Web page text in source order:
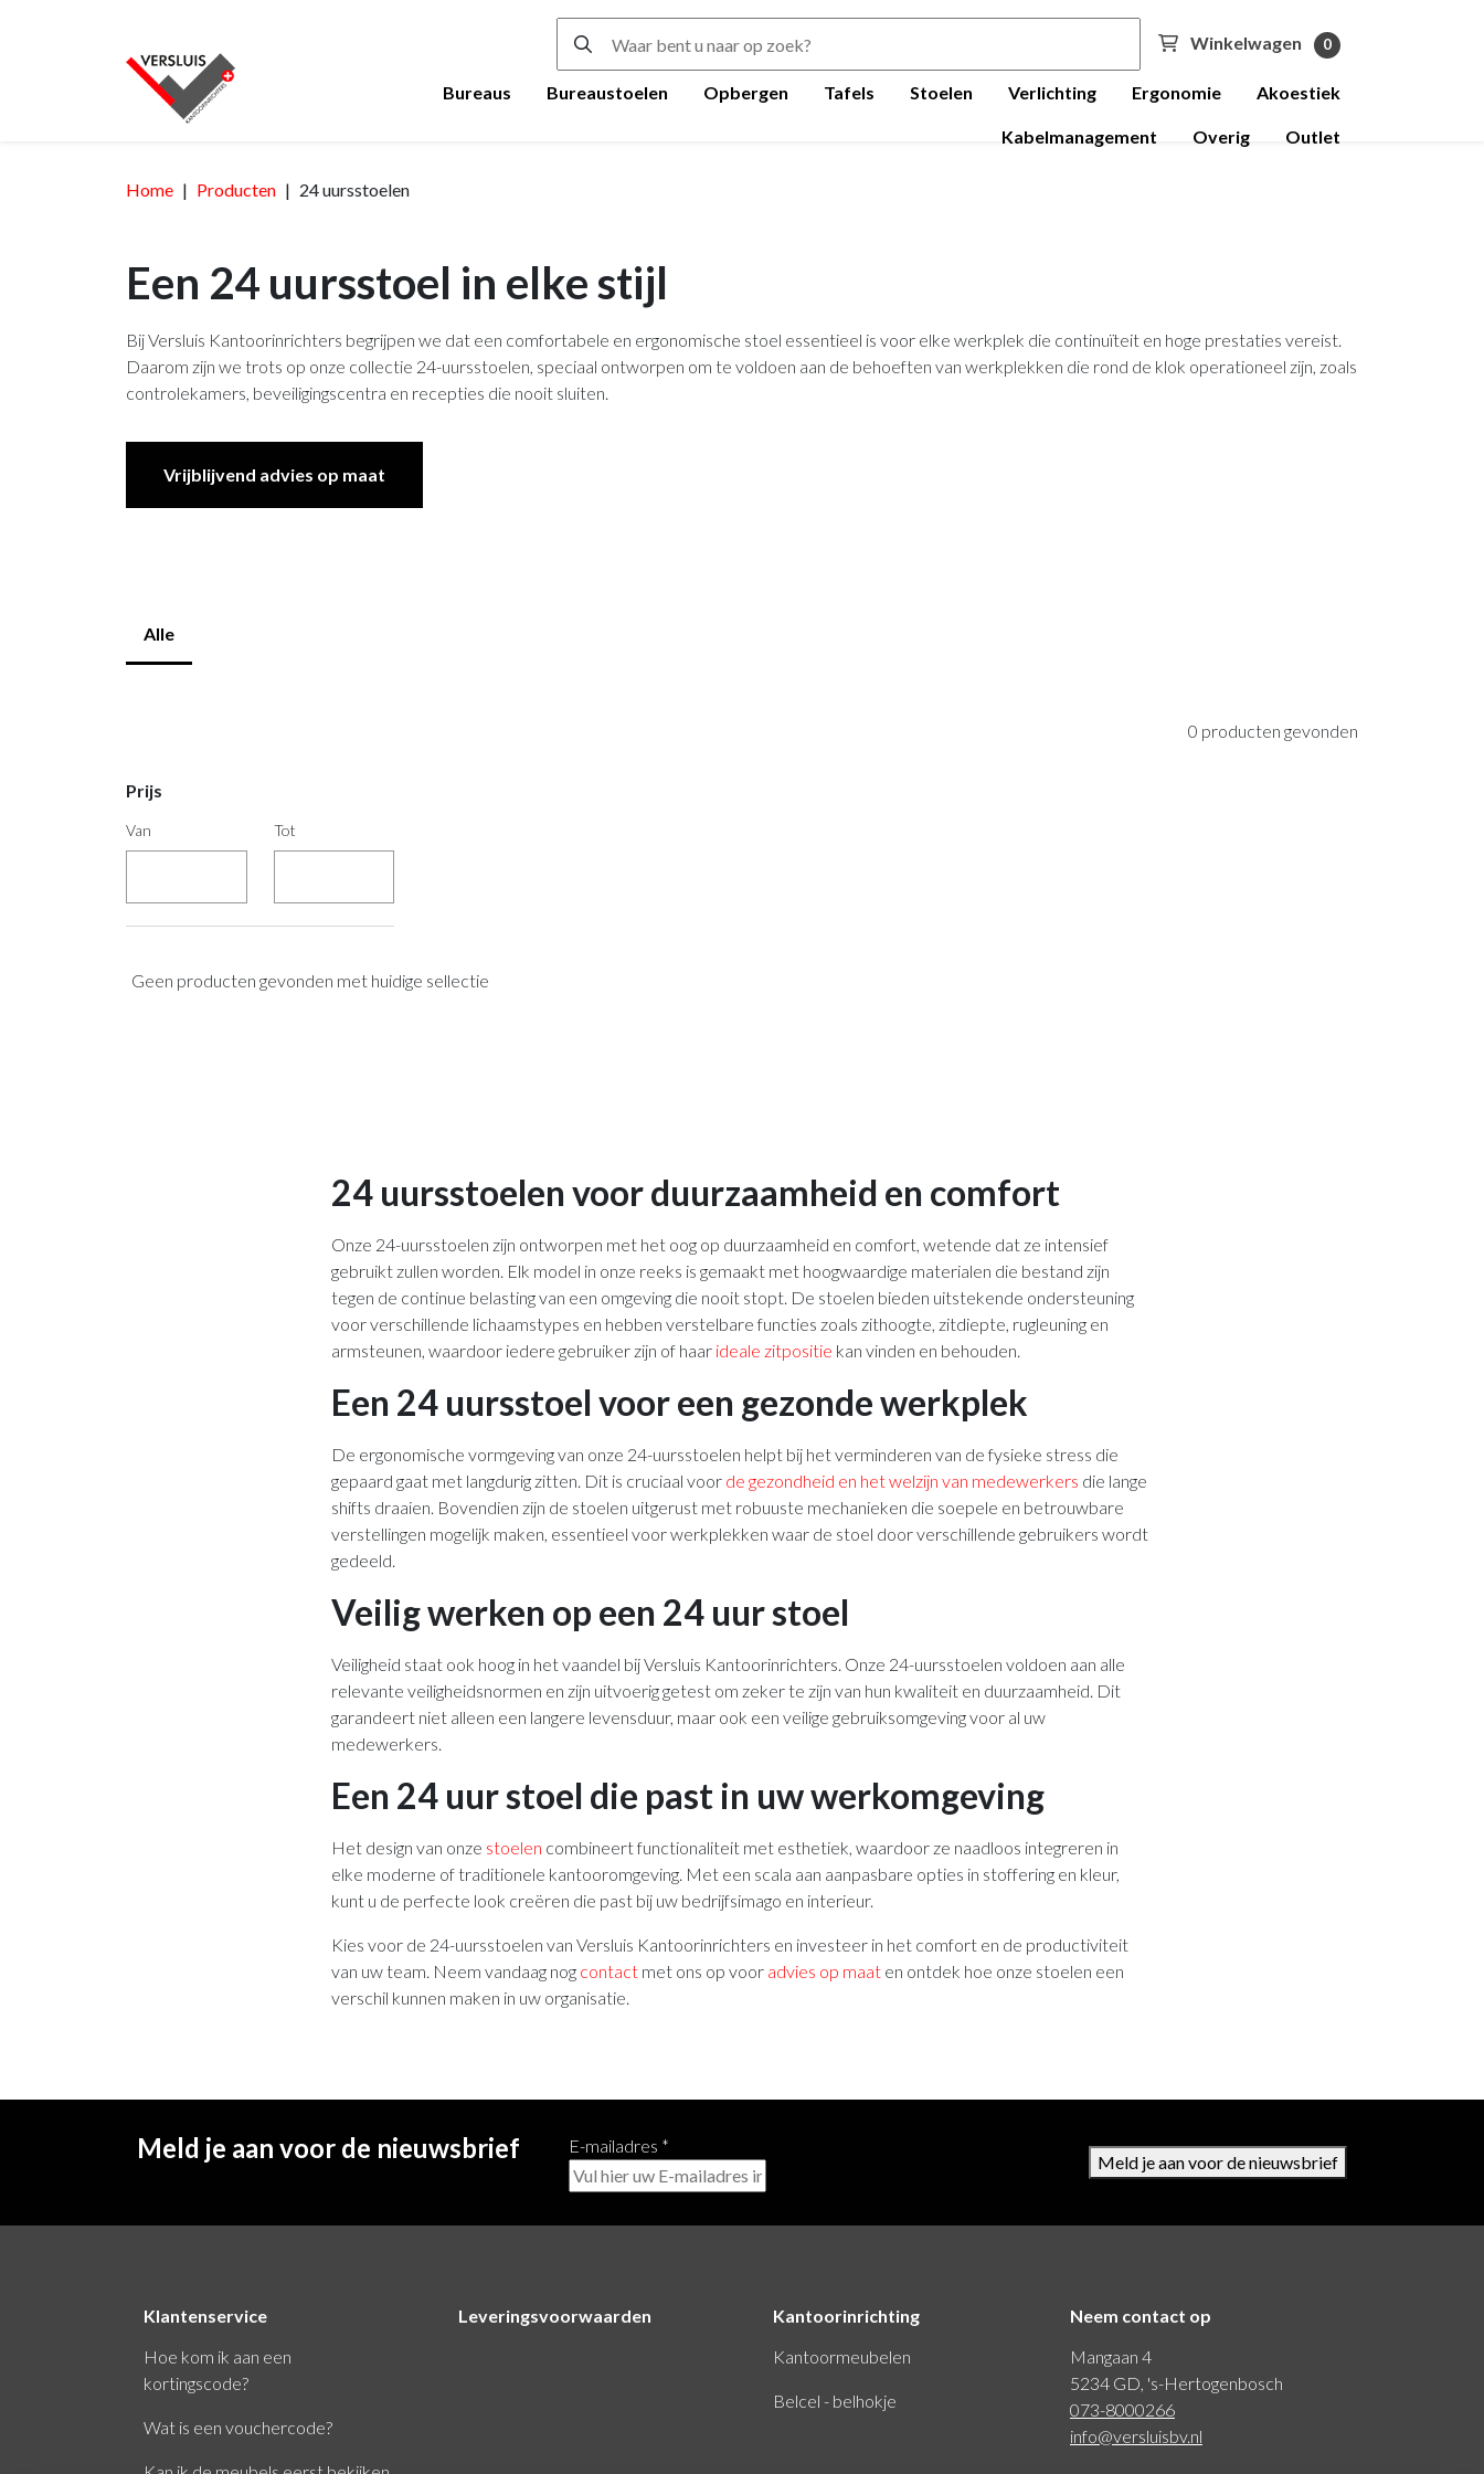
Winkelwagen 0
Bureaus Bureaustoelen Opbergen Tafels Stoelen Verlichting Ergonomie Akoestiek
Kabelmanagement Overig Outlet
Home Producten 24 uursstoelen
Een 24 uursstoel in elke stijl
Bij Versluis Kantoorinrichters begrijpen we dat een comfortabele en ergonomische stoel essentieel is voor elke werkplek die continuïteit en hoge prestaties vereist.
Daarom zijn we trots op onze collectie 24-uursstoelen, speciaal ontworpen om te voldoen aan de behoeften van werkplekken die rond de klok operationeel zijn, zoals
controlekamers, beveiligingscentra en recepties die nooit sluiten.
Vrijblijvend advies op maat
Alle
0 producten gevonden
Prijs
Van Tot
Geen producten gevonden met huidige sellectie
24 uursstoelen voor duurzaamheid en comfort
Onze 24-uursstoelen zijn ontworpen met het oog op duurzaamheid en comfort, wetende dat ze intensief
gebruikt zullen worden. Elk model in onze reeks is gemaakt met hoogwaardige materialen die bestand zijn
tegen de continue belasting van een omgeving die nooit stopt. De stoelen bieden uitstekende ondersteuning
voor verschillende lichaamstypes en hebben verstelbare functies zoals zithoogte, zitdiepte, rugleuning en
armsteunen, waardoor iedere gebruiker zijn of haar ideale zitpositie kan vinden en behouden.
Een 24 uursstoel voor een gezonde werkplek
De ergonomische vormgeving van onze 24-uursstoelen helpt bij het verminderen van de fysieke stress die
gepaard gaat met langdurig zitten. Dit is cruciaal voor de gezondheid en het welzijn van medewerkers die lange
shifts draaien. Bovendien zijn de stoelen uitgerust met robuuste mechanieken die soepele en betrouwbare
verstellingen mogelijk maken, essentieel voor werkplekken waar de stoel door verschillende gebruikers wordt
gedeeld.
Veilig werken op een 24 uur stoel
Veiligheid staat ook hoog in het vaandel bij Versluis Kantoorinrichters. Onze 24-uursstoelen voldoen aan alle
relevante veiligheidsnormen en zijn uitvoerig getest om zeker te zijn van hun kwaliteit en duurzaamheid. Dit
garandeert niet alleen een langere levensduur, maar ook een veilige gebruiksomgeving voor al uw
medewerkers.
Een 24 uur stoel die past in uw werkomgeving
Het design van onze stoelen combineert functionaliteit met esthetiek, waardoor ze naadloos integreren in
elke moderne of traditionele kantooromgeving. Met een scala aan aanpasbare opties in stoffering en kleur,
kunt u de perfecte look creëren die past bij uw bedrijfsimago en interieur.
Kies voor de 24-uursstoelen van Versluis Kantoorinrichters en investeer in het comfort en de productiviteit
van uw team. Neem vandaag nog contact met ons op voor advies op maat en ontdek hoe onze stoelen een
verschil kunnen maken in uw organisatie.
Meld je aan voor de nieuwsbrief E-mailadres *
Meld je aan voor de nieuwsbrief
Klantenservice
Hoe kom ik aan een
kortingscode?
Wat is een vouchercode?
Leveringsvoorwaarden
Kantoorinrichting
Kantoormeubelen
Belcel - belhokje
Neem contact op
Mangaan 4
5234 GD, 's-Hertogenbosch
073-8000266
info@versluisbv.nl